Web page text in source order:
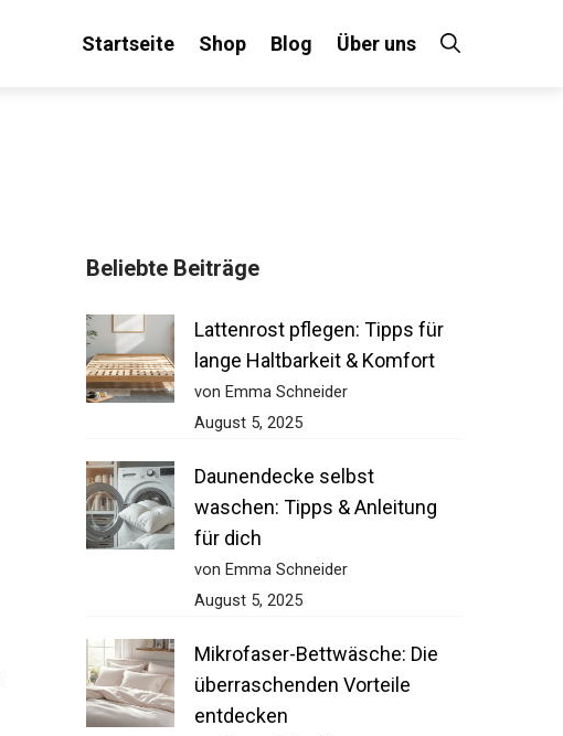
Startseite Shop Blog Über uns
Beliebte Beiträge
Lattenrost pflegen: Tipps für
lange Haltbarkeit & Komfort
von Emma Schneider
August 5, 2025
Daunendecke selbst
waschen: Tipps & Anleitung
für dich
von Emma Schneider
August 5, 2025
Mikrofaser-Bettwäsche: Die
überraschenden Vorteile
entdecken